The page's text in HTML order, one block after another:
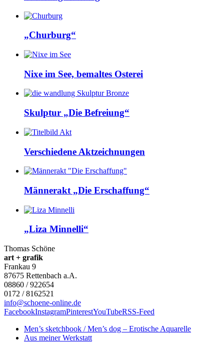
„Churburg“
Nixe im See, bemaltes Osterei
Skulptur „Die Befreiung“
Verschiedene Aktzeichnungen
Männerakt „Die Erschaffung“
„Liza Minnelli“
Thomas Schöne
art + grafik
Frankau 9
87675 Rettenbach a.A.
08860 / 922654
0172 / 8162521
info@schoene-online.de
FacebookInstagramPinterestYouTubeRSS-Feed
Men’s sketchbook / Men’s dog – Erotische Aquarelle
Aus meiner Werkstatt